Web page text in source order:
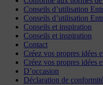
Conseils d’utilisation
Conseils d’utilisation
Conseils et inspiration
Conseils et inspiration
Contact
Créez vos propres idées
Créez vos propres idées
D’occasion
Déclaration de